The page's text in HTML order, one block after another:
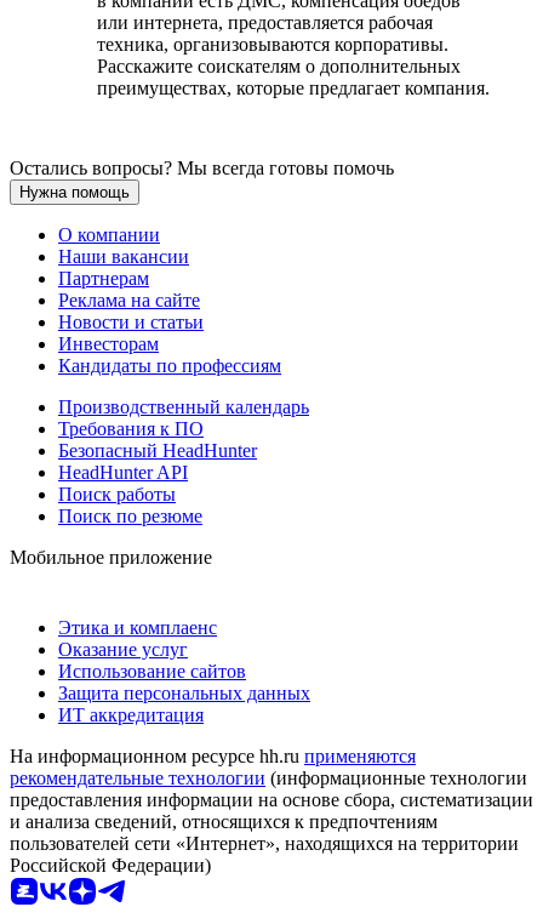
или интернета, предоставляется рабочая
техника, организовываются корпоративы.
Расскажите соискателям о дополнительных
преимуществах, которые предлагает компания.
Остались вопросы? Мы всегда готовы помочь
Нужна помощь
О компании
Наши вакансии
Партнерам
Реклама на сайте
Новости и статьи
Инвесторам
Кандидаты по профессиям
Производственный календарь
Требования к ПО
Безопасный HeadHunter
HeadHunter API
Поиск работы
Поиск по резюме
Мобильное приложение
Этика и комплаенс
Оказание услуг
Использование сайтов
Защита персональных данных
ИТ аккредитация
На информационном ресурсе hh.ru применяются
рекомендательные технологии (информационные технологии
предоставления информации на основе сбора, систематизации
и анализа сведений, относящихся к предпочтениям
пользователей сети «Интернет», находящихся на территории
Российской Федерации)